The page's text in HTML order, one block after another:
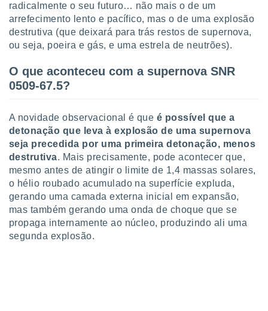
radicalmente o seu futuro… não mais o de um
arrefecimento lento e pacífico, mas o de uma explosão
destrutiva (que deixará para trás restos de supernova,
ou seja, poeira e gás, e uma estrela de neutrões).
O que aconteceu com a supernova SNR
0509-67.5?
A novidade observacional é que é possível que a
detonação que leva à explosão de uma supernova
seja precedida por uma primeira detonação, menos
destrutiva. Mais precisamente, pode acontecer que,
mesmo antes de atingir o limite de 1,4 massas solares,
o hélio roubado acumulado na superfície expluda,
gerando uma camada externa inicial em expansão,
mas também gerando uma onda de choque que se
propaga internamente ao núcleo, produzindo ali uma
segunda explosão.